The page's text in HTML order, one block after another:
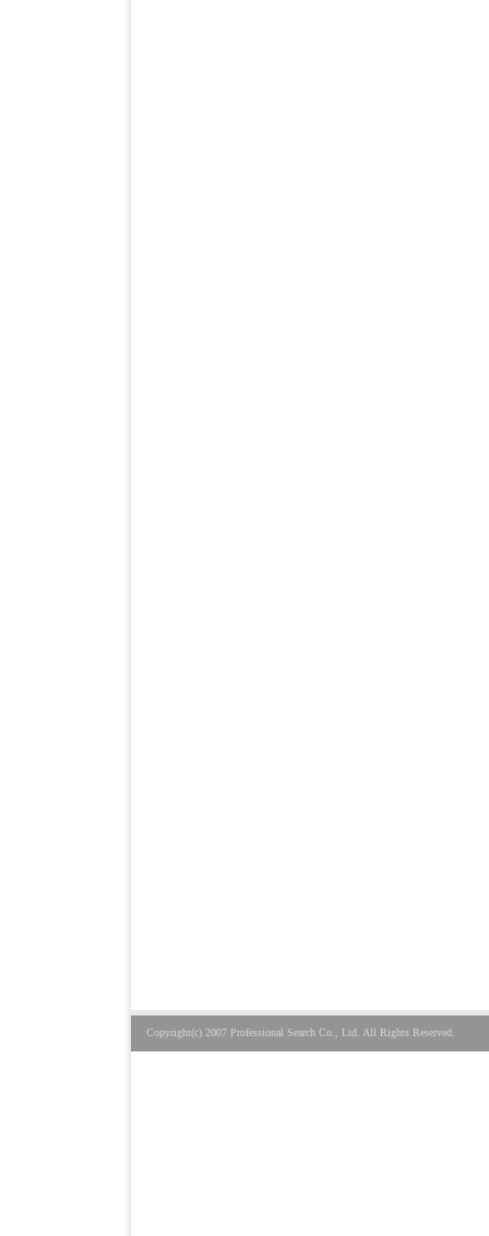
Copyright(c) 2007 Professional Search Co., Ltd. All Rights Reserved.